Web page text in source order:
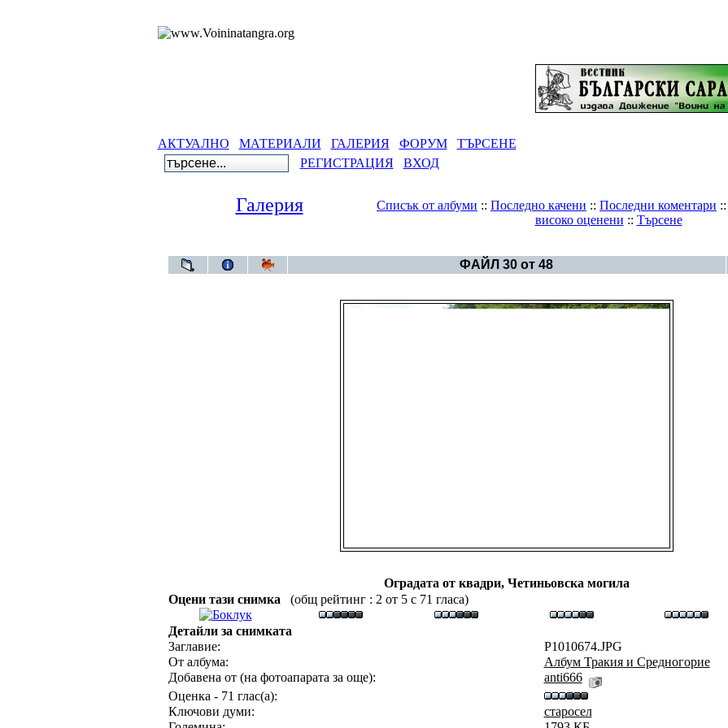
АКТУАЛНО МАТЕРИАЛИ ГАЛЕРИЯ ФОРУМ
ТЪРСЕНЕ
РЕГИСТРАЦИЯ
ВХОД
Галерия Списък от албуми :: Последно качени :: Последни коментари ::
високо оценени :: Търсене
ФАЙЛ 30 от 48
Оградата от квадри, Четиньовска могила
Оцени тази снимка
(общ рейтинг : 2 от 5 с 71 гласа)
Детайли за снимката
Заглавие:
P1010674.JPG
От албума:
Aлбум Тракия и Средногорие
Добавена от (на фотоапарата за още):
anti666
Оценка - 71 глас(а):
Ключови думи:
старосел